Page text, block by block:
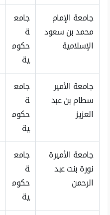
جامعة الإمام
محمد بن سعود
الإسلامية
جامع
ة
حكوم
ية
جامعة الأمير
سطام بن عبد
العزيز
جامع
ة
حكوم
ية
جامعة الأميرة
نورة بنت عبد
الرحمن
جامع
ة
حكوم
ية